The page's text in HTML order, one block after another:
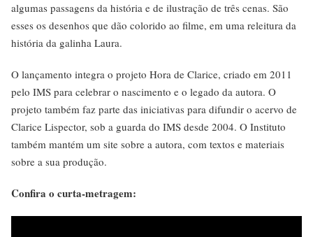
algumas passagens da história e de ilustração de três cenas. São
esses os desenhos que dão colorido ao filme, em uma releitura da
história da galinha Laura.
O lançamento integra o projeto Hora de Clarice, criado em 2011
pelo IMS para celebrar o nascimento e o legado da autora. O
projeto também faz parte das iniciativas para difundir o acervo de
Clarice Lispector, sob a guarda do IMS desde 2004. O Instituto
também mantém um site sobre a autora, com textos e materiais
sobre a sua produção.
Confira o curta-metragem: